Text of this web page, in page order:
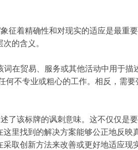
征着精确性和对现实的适应是最重
的含义。
词在贸易、服务或其他活动中用于
何不专业或粗心的工作。相反，需
了该标牌的讽刺意味。这不仅仅是
里找到的解决方案能够公正地反
取创新方法来改善或更好地适应现